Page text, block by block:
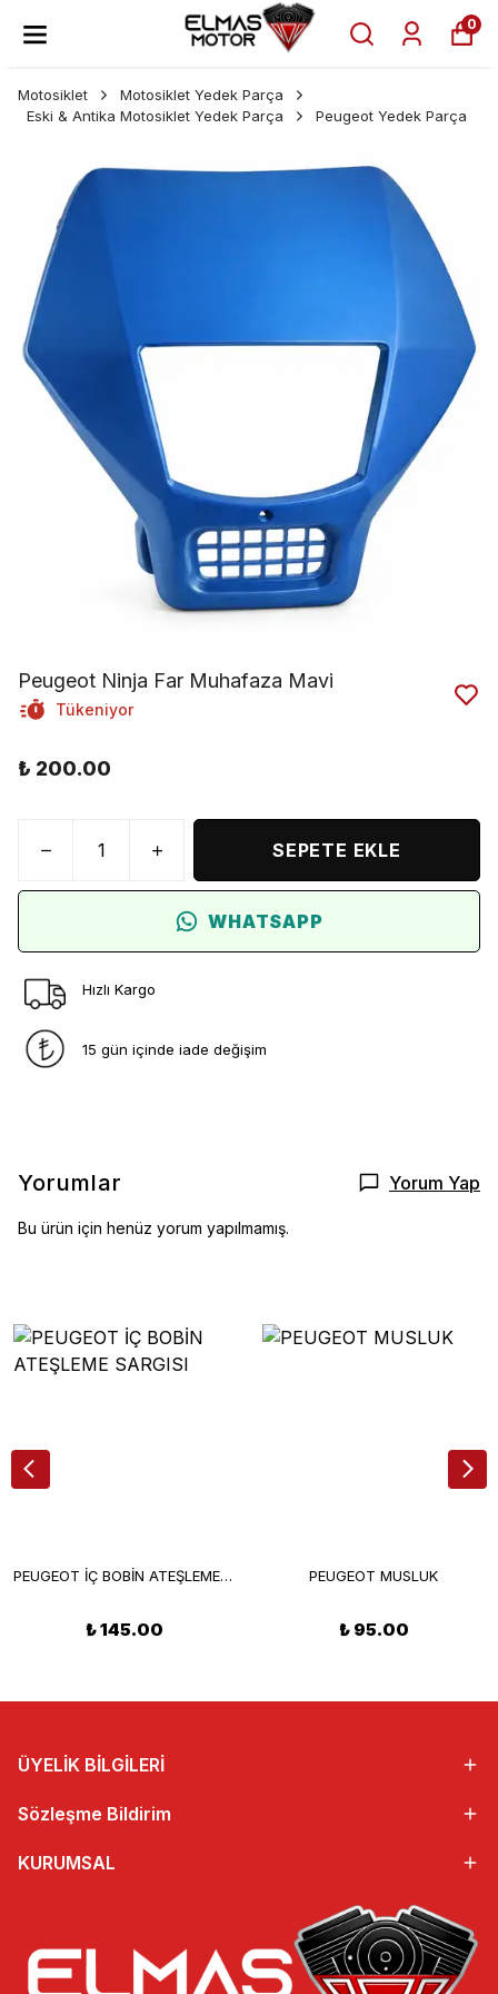
0
Motosiklet
Motosiklet Yedek Parça
Eski & Antika Motosiklet Yedek Parça
Peugeot Yedek Parça
Peugeot Ninja Far Muhafaza Mavi
Tükeniyor
₺ 200.00
SEPETE EKLE
WHATSAPP
Hızlı Kargo
15 gün içinde iade değişim
Yorumlar Yorum Yap
Bu ürün için henüz yorum yapılmamış.
PEUGEOT İÇ BOBİN ATEŞLEME SARGISI
₺ 145.00
PEUGEOT MUSLUK
₺ 95.00
ÜYELİK BİLGİLERİ
Sözleşme Bildirim
KURUMSAL